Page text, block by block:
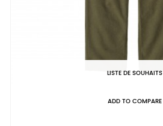
LISTE DE SOUHAITS
ADD TO COMPARE